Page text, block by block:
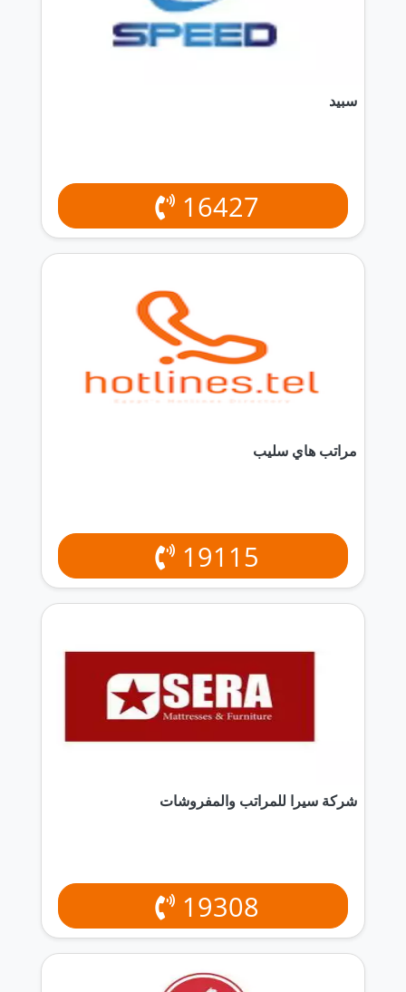
سبيد
16427
‏مراتب هاي سليب
19115
شركة سيرا للمراتب والمفروشات
19308